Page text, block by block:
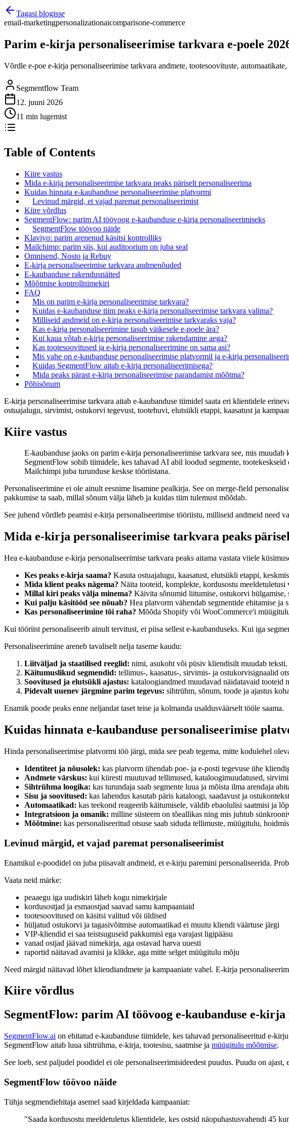
Tagasi blogisse
email-marketingpersonalizationaicomparisone-commerce
Parim e-kirja personaliseerimise tarkvara e-poele
Võrdle e-poe e-kirja personaliseerimise tarkvara andmete, tootesoovituste,
Segmentflow Team
12. juuni 2026
11 min lugemist
Table of Contents
Kiire vastus
Mida e-kirja personaliseerimise tarkvara peaks päriselt personaliseerima
Kuidas hinnata e-kaubanduse personaliseerimise platvormi
Levinud märgid, et vajad paremat personaliseerimist
Kiire võrdlus
SegmentFlow: parim AI töövoog e-kaubanduse e-kirja personaliseerimiseks
SegmentFlow töövoo näide
Klaviyo: parim arenenud käsitsi kontrolliks
Mailchimp: parim siis, kui auditoorium on juba seal
Omnisend, Nosto ja Rebuy
E-kirja personaliseerimise tarkvara andmenõuded
E-kaubanduse rakendusnäited
Mõõtmise kontrollnimekiri
FAQ
Mis on parim e-kirja personaliseerimise tarkvara?
Kuidas e-kaubanduse tiim peaks e-kirja personaliseerimise tarkvara valima?
Milliseid andmeid on e-kirja personaliseerimise tarkvaraks vaja?
Kas e-kirja personaliseerimine tasub väikesele e-poele ära?
Kui kaua võtab e-kirja personaliseerimise rakendamine aega?
Kas tootesoovitused ja e-kirja personaliseerimine on sama asi?
Mis vahe on e-kaubanduse personaliseerimise platvormil ja e-kirja
Kuidas SegmentFlow aitab e-kirja personaliseerimisega?
Mida peaks pärast e-kirja personaliseerimise parandamist mõõtma?
Põhisõnum
E-kirja personaliseerimise tarkvara aitab e-kaubanduse tiimidel saata eri klientidele
ostuajalugu, sirvimist, ostukorvi tegevust, tootehuvi, elutsükli etappi, kaasatust ja
Kiire vastus
E-kaubanduse jaoks on parim e-kirja personaliseerimise tarkvara see, mis
SegmentFlow sobib tiimidele, kes tahavad AI abil loodud segmente,
Mailchimpi juba turunduse keskse tööriistana.
Personaliseerimine ei ole ainult eesnime lisamine pealkirja. See on merge-field
pakkumise ta saab, millal sõnum välja läheb ja kuidas tiim tulemust mõõdab.
See juhend võrdleb peamisi e-kirja personaliseerimise tööriistu, milliseid andmeid
Mida e-kirja personaliseerimise tarkvara peaks
Hea e-kaubanduse e-kirja personaliseerimise tarkvara peaks aitama vastata viiele
Kes peaks e-kirja saama? Kasuta ostuajalugu, kaasatust, elutsükli etappi,
Mida klient peaks nägema? Näita tooteid, komplekte, kordusostu
Millal kiri peaks välja minema? Käivita sõnumid liitumise, ostukorvi hülgamise,
Kui palju käsitööd see nõuab? Hea platvorm vähendab segmentide ehitamise ja
Kas personaliseerimine tõi raha? Mõõda Shopify või WooCommerce'i
Kui tööriist personaliseerib ainult tervitust, ei piisa sellest e-kaubanduseks. Kui iga
Personaliseerimine areneb tavaliselt nelja taseme kaudu:
Liitväljad ja staatilised reeglid: nimi, asukoht või püsiv kliendisilt muudab teksti.
Käitumuslikud segmendid: tellimus-, kaasatus-, sirvimis- ja ostukorvisignaalid
Soovitused ja elutsükli ajastus: kataloogiandmed muudavad näidatavaid tooteid
Pidevalt uuenev järgmine parim tegevus: sihtrühm, sõnum, toode ja ajastus
Enamik poode peaks enne neljandat taset teise ja kolmanda usaldusväärselt tööle saama.
Kuidas hinnata e-kaubanduse personaliseerimise
Hinda personaliseerimise platvormi töö järgi, mida see peab tegema, mitte kodulehel
Identiteet ja nõusolek: kas platvorm ühendab poe- ja e-posti tegevuse ühe
Andmete värskus: kui kiiresti muutuvad tellimused, kataloogimuudatused,
Sihtrühma loogika: kas turundaja saab segmente luua ja mõista ilma arendaja
Sisu ja soovitused: kas lahendus kasutab päris kataloogi, saadavust ja
Automaatikad: kas teekond reageerib käitumisele, väldib ebaolulisi saatmisi ja
Integratsioon ja omanik: milline süsteem on tõeallikas ning mis juhtub
Mõõtmine: kas personaliseeritud otsuse saab siduda tellimuste, müügitulu,
Levinud märgid, et vajad paremat personaliseerimist
Enamikul e-poodidel on juba piisavalt andmeid, et e-kirju paremini personaliseerida.
Vaata neid märke:
peaaegu iga uudiskiri läheb kogu nimekirjale
kordusostjad ja esmaostjad saavad samu kampaaniaid
tootesoovitused on käsitsi valitud või üldised
hüljatud ostukorvi ja tagasivõitmise automaatikad ei muutu kliendi väärtuse järgi
VIP-kliendid ei saa teistsuguseid pakkumisi ega varajast ligipääsu
vanad ostjad jäävad nimekirja, aga ostavad harva uuesti
raportid näitavad avamisi ja klikke, aga mitte selget müügitulu mõju
Need märgid näitavad lõhet kliendiandmete ja kampaaniate vahel. E-kirja
Kiire võrdlus
SegmentFlow: parim AI töövoog e-kaubanduse e-kirja
SegmentFlow.ai on ehitatud e-kaubanduse tiimidele, kes tahavad personaliseeritud e-
SegmentFlow aitab luua sihtrühma, e-kirja, tootesisu, saatmise ja müügitulu mõõtmise.
See loeb, sest paljudel poodidel ei ole personaliseerimisideedest puudus. Puudu on
SegmentFlow töövoo näide
Tühja segmendiehitaja asemel saad kirjeldada kampaaniat:
"Saada kordusostu meeldetuletus klientidele, kes ostsid näopuhastusvahendi 45